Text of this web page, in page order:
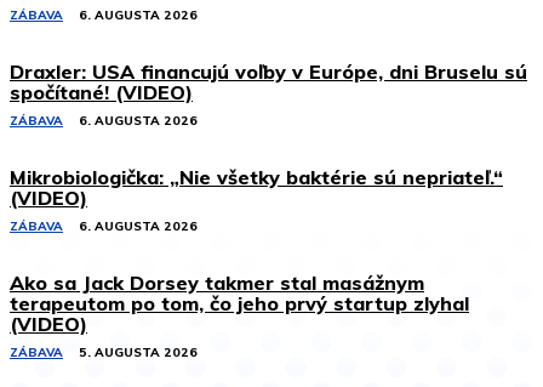
ZÁBAVA 6. AUGUSTA 2026
Draxler: USA financujú voľby v Európe, dni Bruselu sú
spočítané! (VIDEO)
ZÁBAVA 6. AUGUSTA 2026
Mikrobiologička: „Nie všetky baktérie sú nepriateľ.“
(VIDEO)
ZÁBAVA 6. AUGUSTA 2026
Ako sa Jack Dorsey takmer stal masážnym
terapeutom po tom, čo jeho prvý startup zlyhal
(VIDEO)
ZÁBAVA 5. AUGUSTA 2026